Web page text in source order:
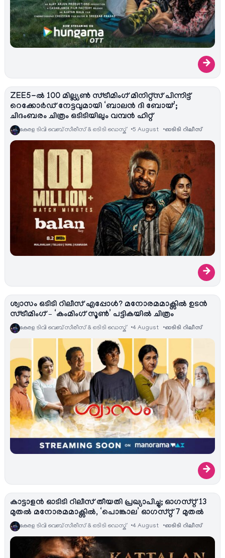
→
ZEE5-ൽ 100 മില്ല്യൺ സ്ട്രീമിംഗ് മിനിറ്റ്സ് പിന്നിട്ട്
റെക്കോർഡ് നേട്ടവുമായി ‘ബാലൻ ദി ബോയ്’;
ചിദംബരം ചിത്രം ഒടിടിയിലും വമ്പൻ ഹിറ്റ്
കേരള ടിവി വെബ് സീരീസ് & ഒടിടി ഡെസ്ക് 5 August ഓടിടി റിലീസ്
→
ശ്വാസം ഒടിടി റിലീസ് എപ്പോൾ? മനോരമമാക്സിൽ ഉടൻ
സ്ട്രീമിംഗ് – ‘കംമിംഗ് സൂൺ’ പട്ടികയിൽ ചിത്രം
കേരള ടിവി വെബ് സീരീസ് & ഒടിടി ഡെസ്ക് 4 August ഓടിടി റിലീസ്
→
കാട്ടാളൻ ഓടിടി റിലീസ് തീയതി പ്രഖ്യാപിച്ചു; ഓഗസ്റ്റ് 13
മുതൽ മനോരമമാക്സിൽ, ‘പൊങ്കാല’ ഓഗസ്റ്റ് 7 മുതൽ
കേരള ടിവി വെബ് സീരീസ് & ഒടിടി ഡെസ്ക് 4 August ഓടിടി റിലീസ്